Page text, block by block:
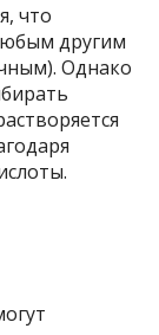
что
другим
Однако